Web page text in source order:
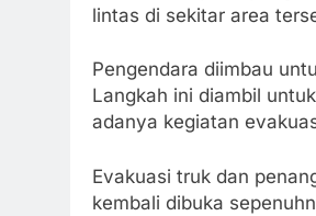
lintas di sekitar area
Pengendara diimbau
Langkah ini diambil
adanya kegiatan
Evakuasi truk dan
kembali dibuka